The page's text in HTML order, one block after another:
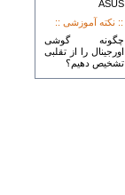
ASUS‎
:: نکته آموزشی ::
چگونه گوشی
اورجینال را از تقلبی
تشخیص دهیم؟